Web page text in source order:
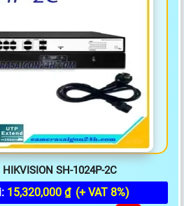
SH-1024P-2C
15,320,000 ₫ (+ VAT 8%)